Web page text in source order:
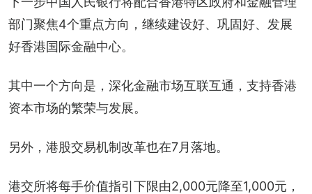
部门聚焦4个重点方向，继续建设好、巩固好、发展
好香港国际金融中心。
其中一个方向是，深化金融市场互联互通，支持香港
资本市场的繁荣与发展。
另外，港股交易机制改革也在7月落地。
港交所将每手价值指引下限由2,000元降至1,000元，